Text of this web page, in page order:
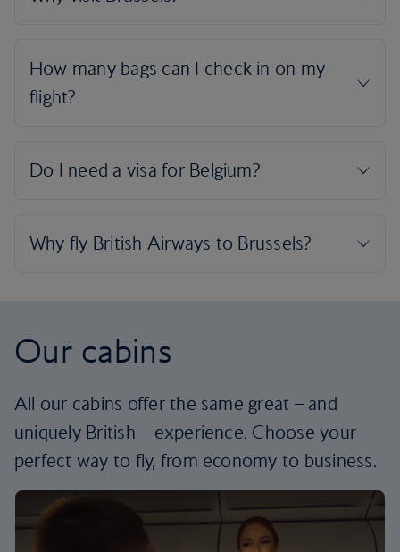
Our cabins
All our cabins offer the same great – and
uniquely British – experience. Choose your
perfect way to fly, from economy to business.